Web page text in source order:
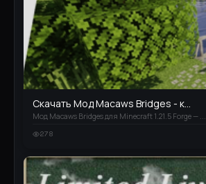
Скачать Мод Macaws Bridges - к...
Мод Macaws Bridges для Minecraft 1.21.5 Forge — ...
278